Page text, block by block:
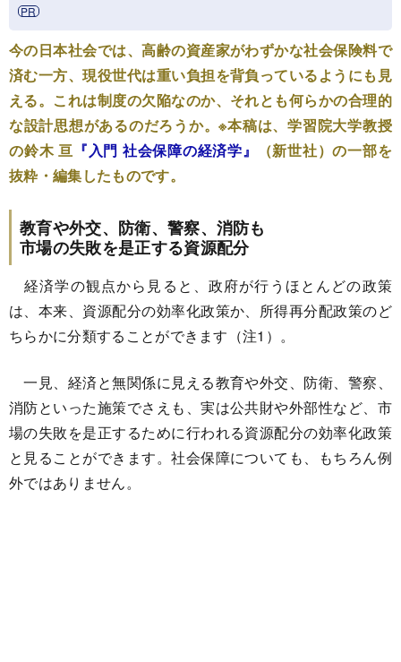
今の日本社会では、高齢の資産家がわずかな社会保険料で
済む一方、現役世代は重い負担を背負っているようにも見
える。これは制度の欠陥なのか、それとも何らかの合理的
な設計思想があるのだろうか。※本稿は、学習院大学教授
の鈴木 亘 『入門 社会保障の経済学』
（新世社）の一部を
抜粋・編集したものです。
教育や外交、防衛、警察、消防も
市場の失敗を是正する資源配分
経済学の観点から見ると、政府が行うほとんどの政策
は、本来、資源配分の効率化政策か、所得再分配政策のど
ちらかに分類することができます（注1）。
一見、経済と無関係に見える教育や外交、防衛、警察、
消防といった施策でさえも、実は公共財や外部性など、市
場の失敗を是正するために行われる資源配分の効率化政策
と見ることができます。社会保障についても、もちろん例
外ではありません。